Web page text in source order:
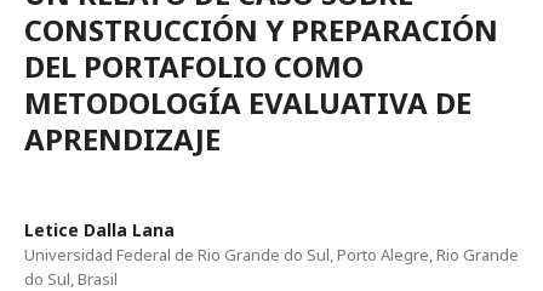
CONSTRUCCIÓN Y PREPARACIÓN
DEL PORTAFOLIO COMO
METODOLOGÍA EVALUATIVA DE
APRENDIZAJE
Letice Dalla Lana
Universidad Federal de Rio Grande do Sul, Porto Alegre, Rio Grande
do Sul, Brasil